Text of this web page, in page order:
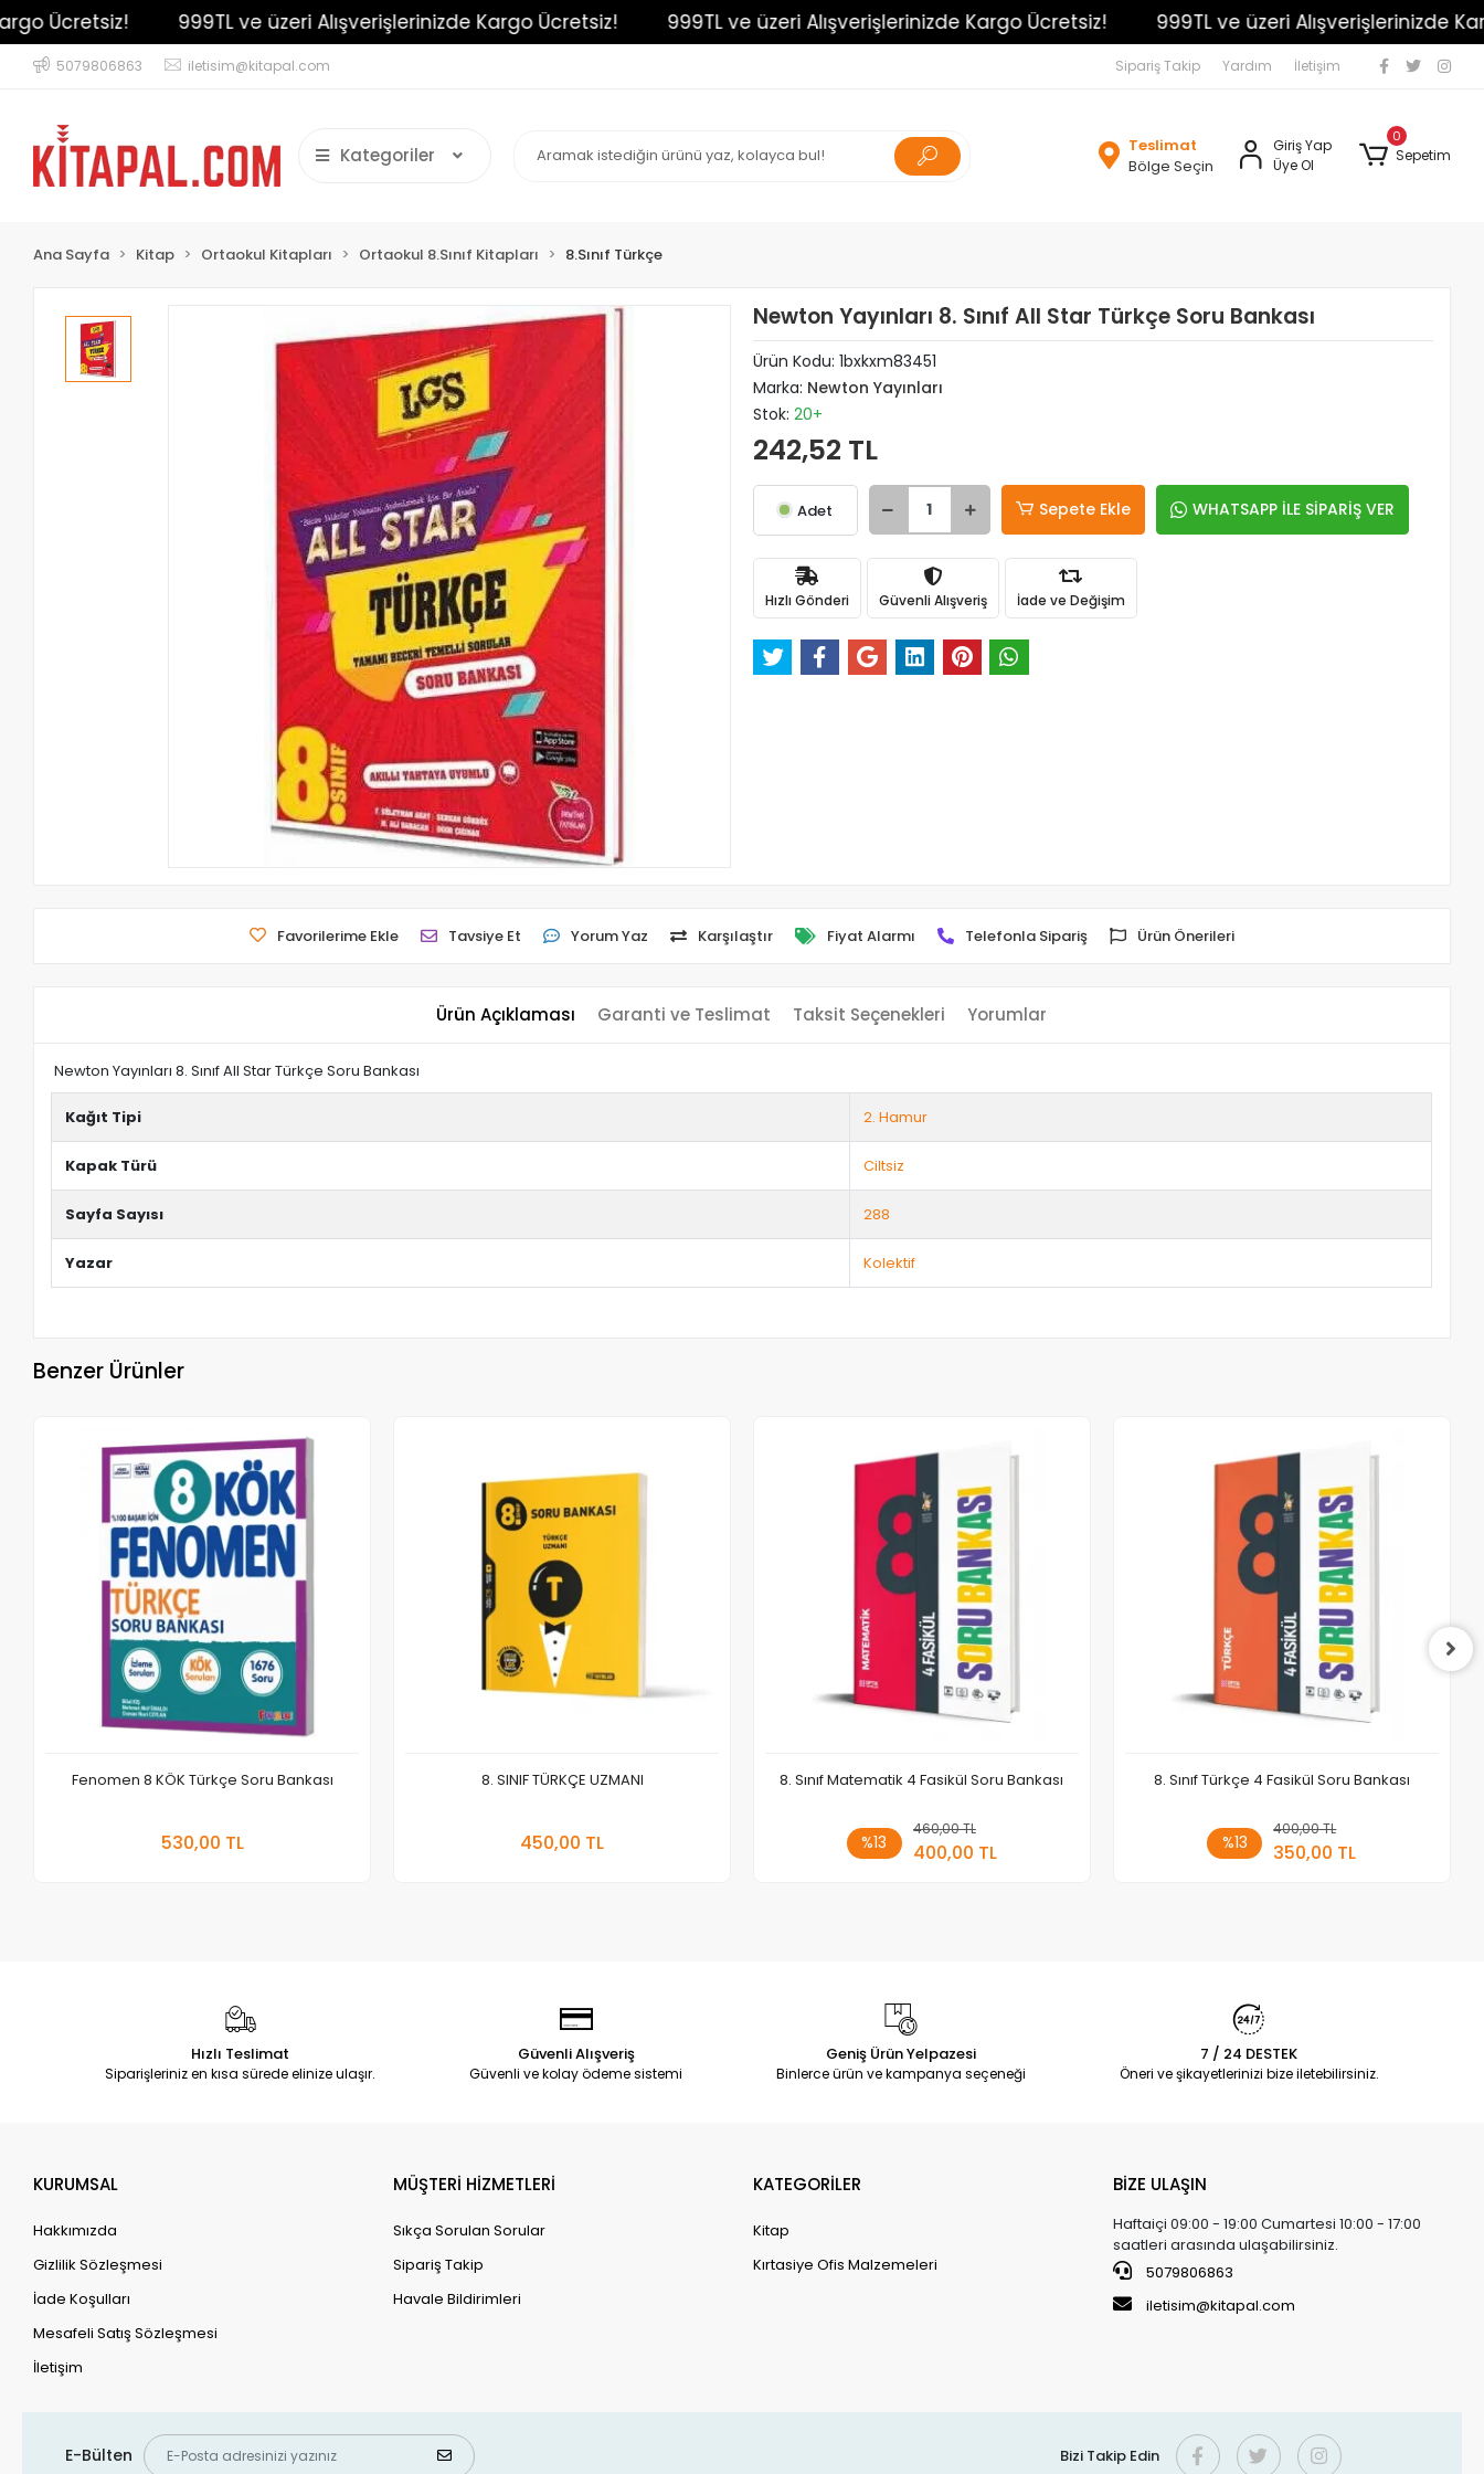
Ücretsiz! 999TL ve üzeri Alışverişlerinizde Kargo Ücretsiz! 999TL ve üzeri Alışverişlerinizde Kargo Ücretsiz! 999TL ve üzeri Alışverişlerinizde Kargo
5079806863 iletisim@kitapal.com Sipariş Takip Yardım İletişim
Kategoriler
Teslimat
Bölge Seçin
Giriş Yap
Üye Ol
0
Sepetim
Ana Sayfa Kitap Ortaokul Kitapları Ortaokul 8.Sınıf Kitapları 8.Sınıf Türkçe
Newton Yayınları 8. Sınıf All Star Türkçe Soru Bankası
Ürün Kodu: 1bxkxm83451
Marka: Newton Yayınları
Stok: 20+
242,52 TL
Adet Sepete Ekle WHATSAPP İLE SİPARİŞ VER
Hızlı Gönderi Güvenli Alışveriş İade ve Değişim
Favorilerime Ekle Tavsiye Et Yorum Yaz Karşılaştır Fiyat Alarmı Telefonla Sipariş Ürün Önerileri
Ürün Açıklaması Garanti ve Teslimat Taksit Seçenekleri Yorumlar
Newton Yayınları 8. Sınıf All Star Türkçe Soru Bankası
Kağıt Tipi 2. Hamur
Kapak Türü Ciltsiz
Sayfa Sayısı 288
Yazar Kolektif
Benzer Ürünler
Fenomen 8 KÖK Türkçe Soru Bankası
530,00 TL
8. SINIF TÜRKÇE UZMANI
450,00 TL
8. Sınıf Matematik 4 Fasikül Soru Bankası
%13
460,00 TL
400,00 TL
Sepete Ekle
8. Sınıf Türkçe 4 Fasikül Soru Bankası
%13
400,00 TL
350,00 TL
Sepete Ekle
Hızlı Teslimat
Siparişleriniz en kısa sürede elinize ulaşır.
Güvenli Alışveriş
Güvenli ve kolay ödeme sistemi
Geniş Ürün Yelpazesi
Binlerce ürün ve kampanya seçeneği
7 / 24 DESTEK
Öneri ve şikayetlerinizi bize iletebilirsiniz.
KURUMSAL
Hakkımızda
Gizlilik Sözleşmesi
İade Koşulları
Mesafeli Satış Sözleşmesi
İletişim
MÜŞTERİ HİZMETLERİ
Sıkça Sorulan Sorular
Sipariş Takip
Havale Bildirimleri
KATEGORİLER
Kitap
Kırtasiye Ofis Malzemeleri
BİZE ULAŞIN
Haftaiçi 09:00 - 19:00 Cumartesi 10:00 - 17:00
saatleri arasında ulaşabilirsiniz.
5079806863
iletisim@kitapal.com
E-Bülten Bizi Takip Edin